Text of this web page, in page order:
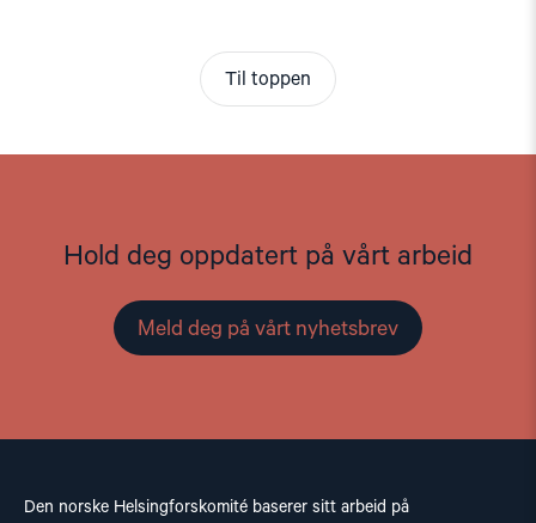
Til toppen
Hold deg oppdatert på vårt arbeid
Meld deg på vårt nyhetsbrev
Den norske Helsingforskomité baserer sitt arbeid på